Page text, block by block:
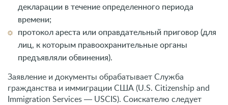
декларации в течение определенного периода
времени;
протокол ареста или оправдательный приговор (для
лиц, к которым правоохранительные органы
предъявляли обвинения).
Заявление и документы обрабатывает Служба
гражданства и иммиграции США (U.S. Citizenship and
Immigration Services ― USCIS). Соискателю следует